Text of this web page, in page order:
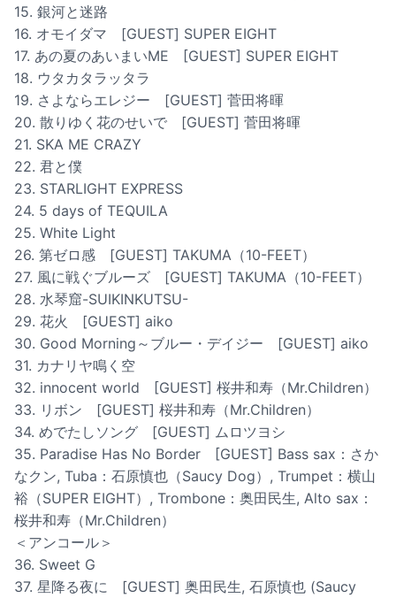
15. 銀河と迷路
16. オモイダマ [GUEST] SUPER EIGHT
17. あの夏のあいまいME [GUEST] SUPER EIGHT
18. ウタカタラッタラ
19. さよならエレジー [GUEST] 菅田将暉
20. 散りゆく花のせいで [GUEST] 菅田将暉
21. SKA ME CRAZY
22. 君と僕
23. STARLIGHT EXPRESS
24. 5 days of TEQUILA
25. White Light
26. 第ゼロ感 [GUEST] TAKUMA（10-FEET）
27. 風に戦ぐブルーズ [GUEST] TAKUMA（10-FEET）
28. 水琴窟-SUIKINKUTSU-
29. 花火 [GUEST] aiko
30. Good Morning～ブルー・デイジー [GUEST] aiko
31. カナリヤ鳴く空
32. innocent world [GUEST] 桜井和寿（Mr.Children）
33. リボン [GUEST] 桜井和寿（Mr.Children）
34. めでたしソング [GUEST] ムロツヨシ
35. Paradise Has No Border [GUEST] Bass sax：さか
なクン, Tuba：石原慎也（Saucy Dog）, Trumpet：横山
裕（SUPER EIGHT）, Trombone：奥田民生, Alto sax：
桜井和寿（Mr.Children）
＜アンコール＞
36. Sweet G
37. 星降る夜に [GUEST] 奥田民生, 石原慎也 (Saucy